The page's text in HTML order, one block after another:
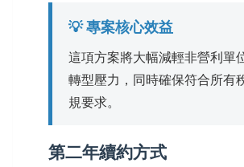
💡 專案核心效益
這項方案將大幅減輕非營利單
轉型壓力，同時確保符合所有
規要求。
第二年續約方式